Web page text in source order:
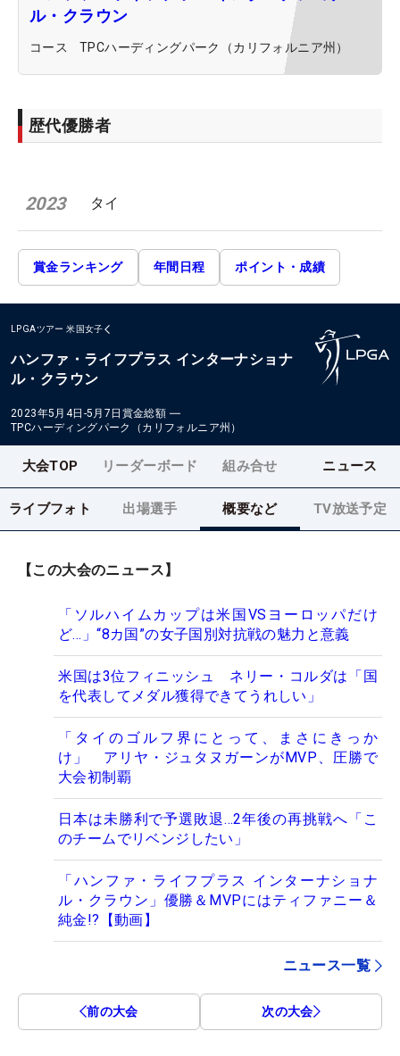
ル・クラウン
コース TPCハーディングパーク（カリフォルニア州）
歴代優勝者
2023 タイ
賞金ランキング 年間日程 ポイント・成績
LPGAツアー 米国女子
ハンファ・ライフプラス インターナショナ
ル・クラウン
2023年5月4日-5月7日 賞金総額 ―
TPCハーディングパーク（カリフォルニア州）
大会TOP リーダーボード 組み合せ ニュース
ライブフォト 出場選手 概要など TV放送予定
【この大会のニュース】
「ソルハイムカップは米国VSヨーロッパだけ
ど…」“8カ国”の女子国別対抗戦の魅力と意義
米国は3位フィニッシュ ネリー・コルダは「国
を代表してメダル獲得できてうれしい」
「タイのゴルフ界にとって、まさにきっか
け」 アリヤ・ジュタヌガーンがMVP、圧勝で
大会初制覇
日本は未勝利で予選敗退…2年後の再挑戦へ「こ
のチームでリベンジしたい」
「ハンファ・ライフプラス インターナショナ
ル・クラウン」優勝＆MVPにはティファニー＆
純金!?【動画】
ニュース一覧
前の大会 次の大会